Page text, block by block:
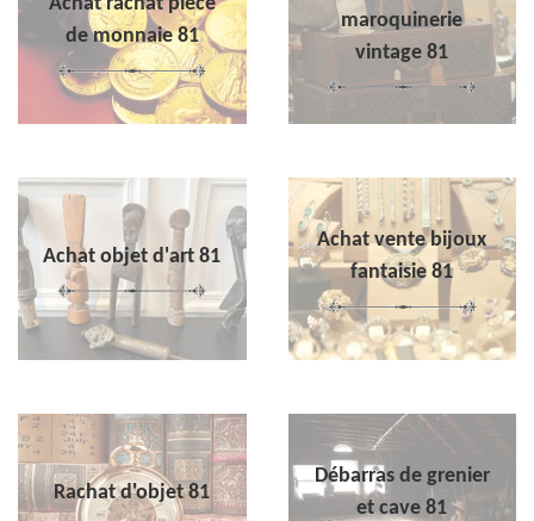
de monnaie 81
maroquinerie
vintage 81
Achat objet d'art 81
Achat vente bijoux
fantaisie 81
Rachat d'objet 81
Débarras de grenier
et cave 81